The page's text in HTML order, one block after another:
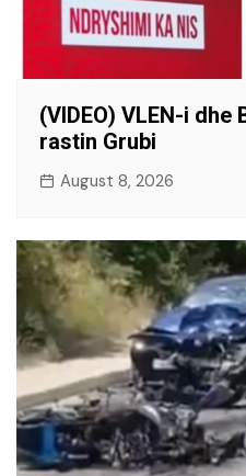
(VIDEO) VLEN-i dhe
rastin Grubi
August 8, 2026